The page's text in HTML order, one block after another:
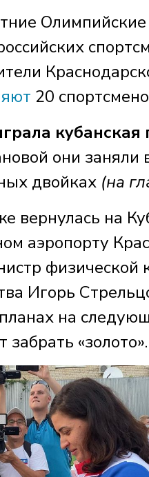
20
кубанская
они заняли
двойках (на
вернулась на
аэропорту
физической
Игорь
на
«золото».